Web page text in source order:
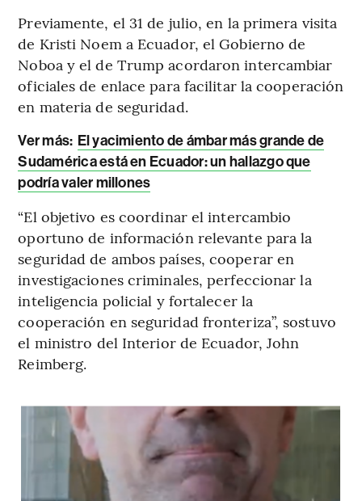
Previamente, el 31 de julio, en la primera visita
de Kristi Noem a Ecuador, el Gobierno de
Noboa y el de Trump acordaron intercambiar
oficiales de enlace para facilitar la cooperación
en materia de seguridad.
Ver más: El yacimiento de ámbar más grande de
Sudamérica está en Ecuador: un hallazgo que
podría valer millones
“El objetivo es coordinar el intercambio
oportuno de información relevante para la
seguridad de ambos países, cooperar en
investigaciones criminales, perfeccionar la
inteligencia policial y fortalecer la
cooperación en seguridad fronteriza”, sostuvo
el ministro del Interior de Ecuador, John
Reimberg.